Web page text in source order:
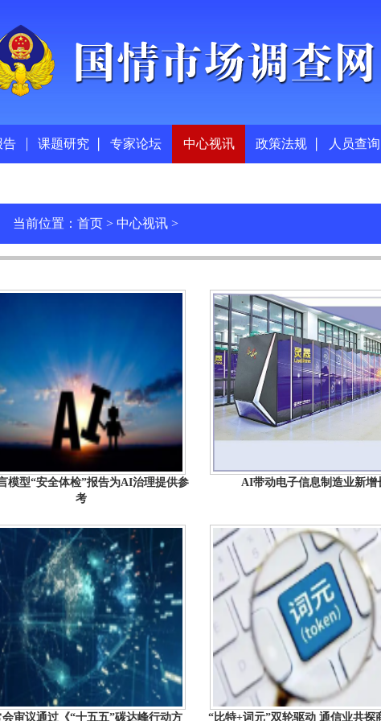
告 课题研究 专家论坛 中心视讯 政策法规 人员查询
当前位置：首页 > 中心视讯 >
模型“安全体检”报告为AI治理提供参
考
AI带动电子信息制造业新增
会审议通过《“十五五”碳达峰行动方
“比特+词元”双轮驱动 通信业共探